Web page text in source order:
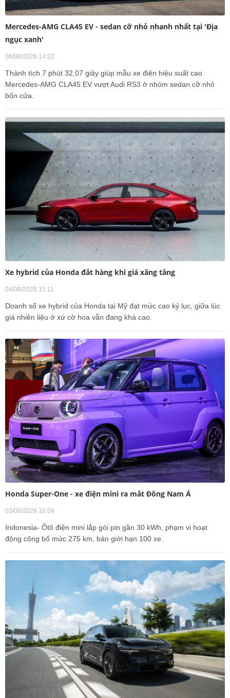
Mercedes-AMG CLA45 EV - sedan cỡ nhỏ nhanh nhất tại 'Địa
ngục xanh'
06/08/2026 14:22
Thành tích 7 phút 32,07 giây giúp mẫu xe điện hiệu suất cao
Mercedes-AMG CLA45 EV vượt Audi RS3 ở nhóm sedan cỡ nhỏ
bốn cửa.
Xe hybrid của Honda đắt hàng khi giá xăng tăng
04/08/2026 15:11
Doanh số xe hybrid của Honda tại Mỹ đạt mức cao kỷ lục, giữa lúc
giá nhiên liệu ở xứ cờ hoa vẫn đang khá cao.
Honda Super-One - xe điện mini ra mắt Đông Nam Á
03/08/2026 16:09
Indonesia- Ôtô điện mini lắp gói pin gần 30 kWh, phạm vi hoạt
động công bố mức 275 km, bán giới hạn 100 xe.